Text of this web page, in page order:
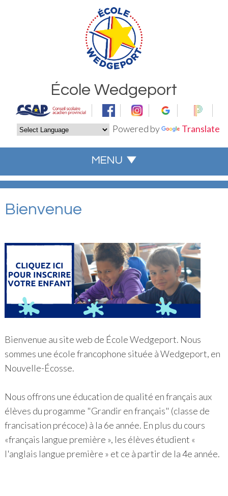
Powered by Translate
École Wedgeport
Bienvenue
Bienvenue au site web de École Wedgeport. Nous
sommes une école francophone située à Wedgeport, en
Nouvelle-Écosse.
Nous offrons une éducation de qualité en français aux
élèves du progamme "Grandir en français" (classe de
francisation précoce) à la 6e année. En plus du cours
«français langue première », les élèves étudient «
l'anglais langue première » et ce à partir de la 4e année.